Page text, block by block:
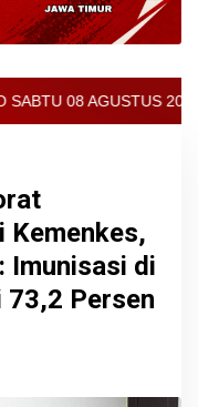
- ARCIS
Kemenkes,
Imunisasi di
73,2 Persen